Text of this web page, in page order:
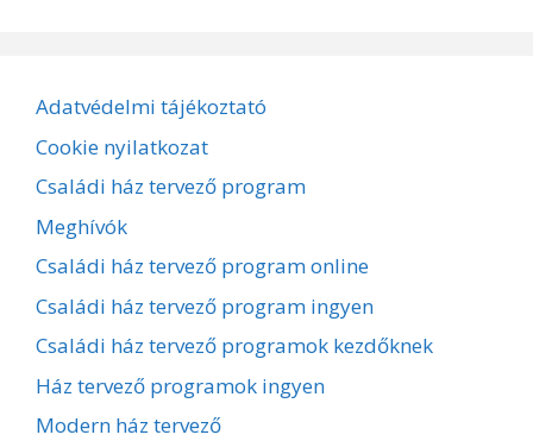
Adatvédelmi tájékoztató
Cookie nyilatkozat
Családi ház tervező program
Meghívók
Családi ház tervező program online
Családi ház tervező program ingyen
Családi ház tervező programok kezdőknek
Ház tervező programok ingyen
Modern ház tervező